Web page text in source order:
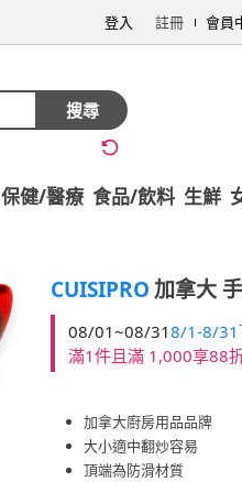
登入 註冊 會員
搜尋
保健/醫療 食品/飲料 生鮮
CUISIPRO 加拿大
08/01~08/318/1-8/31
滿1件且滿 1,000享88
加拿大廚房用品品牌
大小適中翻炒容易
頂端為防滑材質